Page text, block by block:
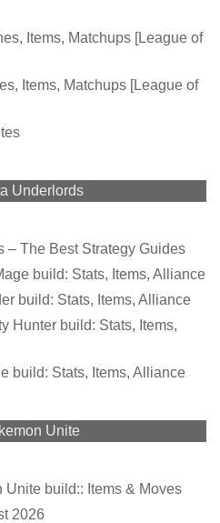
Items, Matchups [League of
Items, Matchups [League of
Underlords
– The Best Strategy Guides
build: Stats, Items, Alliance
build: Stats, Items, Alliance
Hunter build: Stats, Items,
build: Stats, Items, Alliance
Unite
Unite build:: Items & Moves
2026